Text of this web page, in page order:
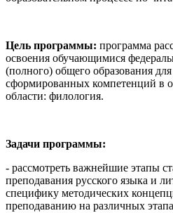
Цель программы: программа
освоения обучающимися
(полного) общего образования
сформированных компетенций в
области: филология.
Задачи программы:
- рассмотреть важнейшие этапы
преподавания русского языка и
специфику методических
преподаванию на различных